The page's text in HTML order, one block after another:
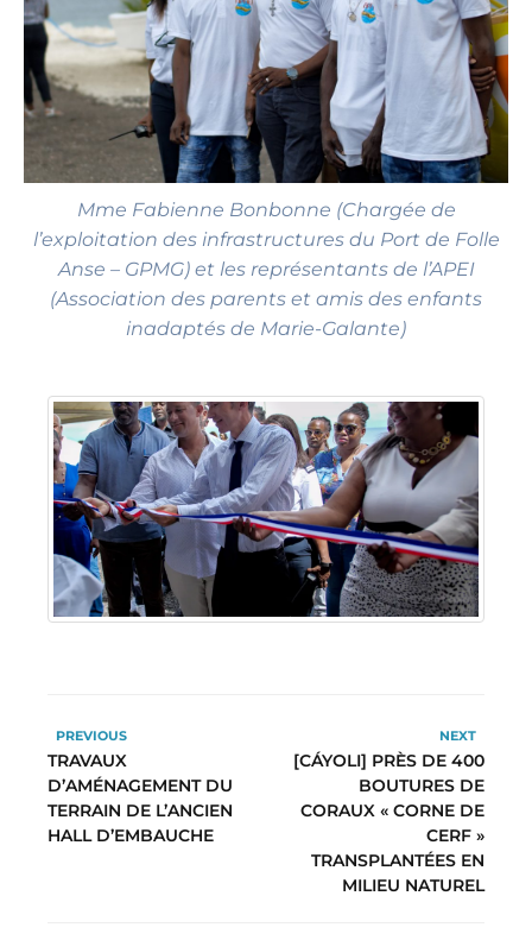
Mme Fabienne Bonbonne (Chargée de
l’exploitation des infrastructures du Port de Folle
Anse – GPMG) et les représentants de l’APEI
(Association des parents et amis des enfants
inadaptés de Marie-Galante)
PREVIOUS
TRAVAUX
D’AMÉNAGEMENT DU
TERRAIN DE L’ANCIEN
HALL D’EMBAUCHE
NEXT
[CÁYOLI] PRÈS DE 400
BOUTURES DE
CORAUX « CORNE DE
CERF »
TRANSPLANTÉES EN
MILIEU NATUREL